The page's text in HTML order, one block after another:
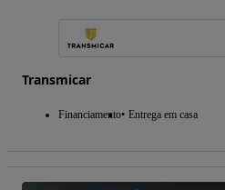
Transmicar
Financiamento Entrega em casa